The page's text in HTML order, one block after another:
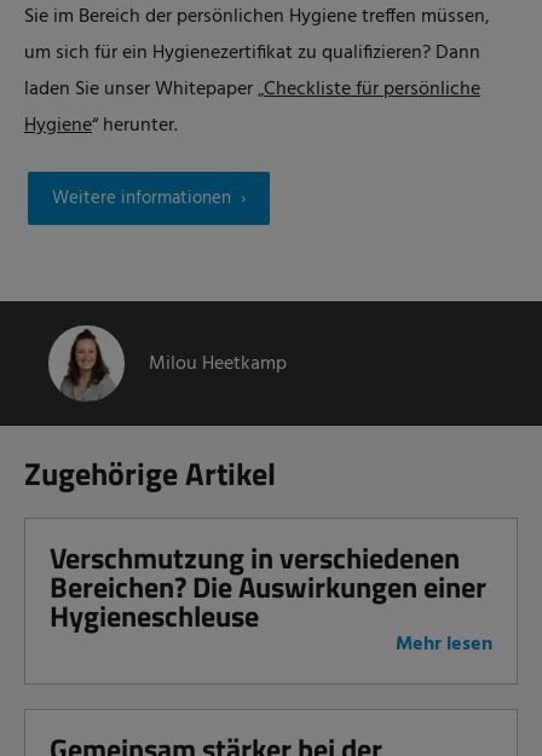
Sie im Bereich der persönlichen Hygiene treffen müssen,
um sich für ein Hygienezertifikat zu qualifizieren? Dann
laden Sie unser Whitepaper „Checkliste für persönliche
Hygiene“ herunter.
Weitere informationen
Milou Heetkamp
Zugehörige Artikel
Verschmutzung in verschiedenen
Bereichen? Die Auswirkungen einer
Hygieneschleuse
Mehr lesen